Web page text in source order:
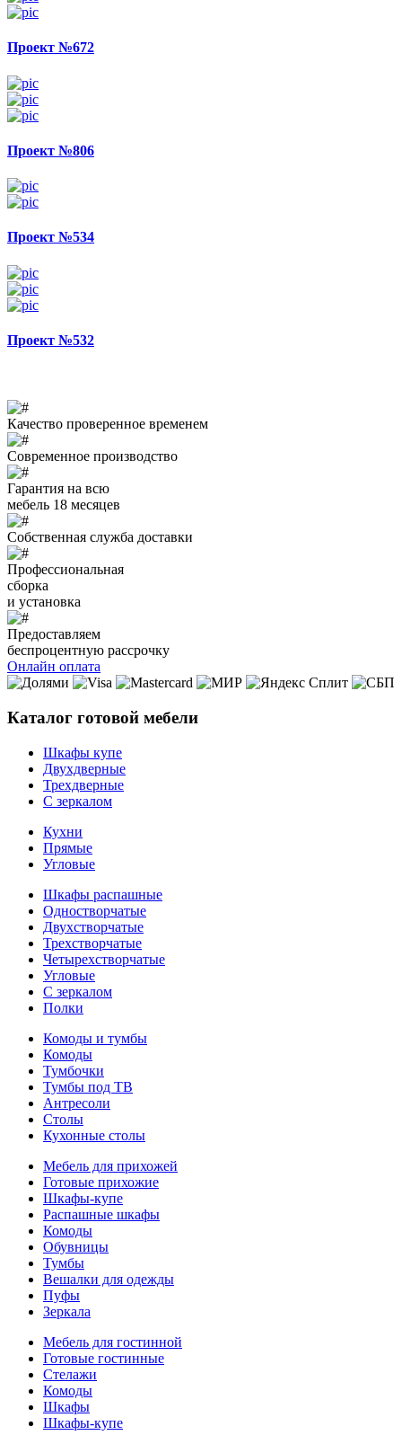
Проект №672
Проект №806
Проект №534
Проект №532
Качество проверенное временем
Современное производство
Гарантия на всю
мебель 18 месяцев
Собственная служба доставки
Профессиональная
сборка
и установка
Предоставляем
беспроцентную рассрочку
Онлайн оплата
Каталог готовой мебели
Шкафы купе
Двухдверные
Трехдверные
С зеркалом
Кухни
Прямые
Угловые
Шкафы распашные
Одностворчатые
Двухстворчатые
Трехстворчатые
Четырехстворчатые
Угловые
С зеркалом
Полки
Комоды и тумбы
Комоды
Тумбочки
Тумбы под ТВ
Антресоли
Столы
Кухонные столы
Мебель для прихожей
Готовые прихожие
Шкафы-купе
Распашные шкафы
Комоды
Обувницы
Тумбы
Вешалки для одежды
Пуфы
Зеркала
Мебель для гостинной
Готовые гостинные
Стелажи
Комоды
Шкафы
Шкафы-купе